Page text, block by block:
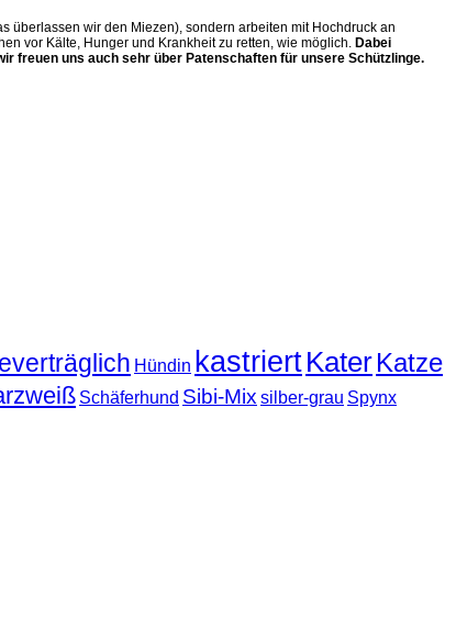
überlassen wir den Miezen), sondern arbeiten mit Hochdruck an
vor Kälte, Hunger und Krankheit zu retten, wie möglich. Dabei
freuen uns auch sehr über Patenschaften für unsere Schützlinge.
Hündin kastriertKaterKatze
Schäferhund Sibi-Mix silber-grau Spynx